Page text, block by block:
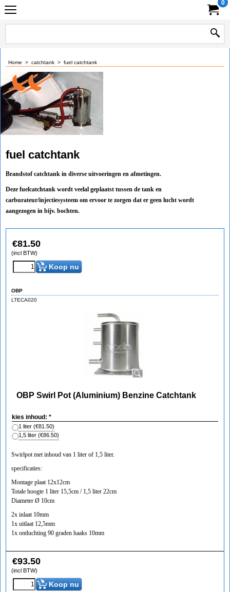
0
Home > catchtank > fuel catchtank
fuel catchtank
Brandstof catchtank in diverse uitvoeringen en afmetingen.
Deze fuelcatchtank wordt veelal geplaatst tussen de tank en
carburateur/injectiesysteem om ervoor te zorgen dat er geen lucht wordt
aangezogen in bijv. bochten.
€81.50
(incl BTW)
Koop nu
OBP
LTECA020
OBP Swirl Pot (Aluminium) Benzine Catchtank
kies inhoud: *
1 liter (€81.50)
1,5 liter (€86.50)
Swirlpot met inhoud van 1 liter of 1,5 liter.
specificaties:
Montage plaat 12x12cm
Totale hoogte 1 liter 15,5cm / 1,5 liter 22cm
Diameter Ø 10cm
2x inlaat 10mm
1x uitlaat 12,5mm
1x ontluchting 90 graden haaks 10mm
€93.50
(incl BTW)
Koop nu